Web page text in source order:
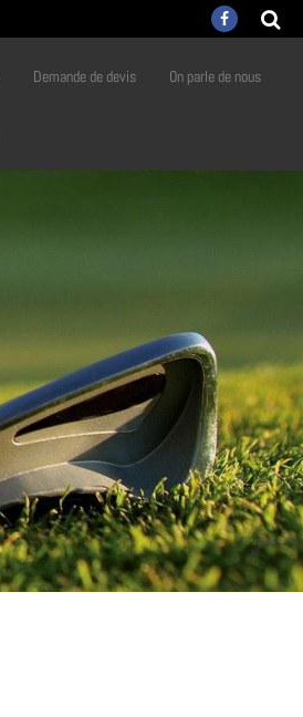
Demande de devis On parle de nous